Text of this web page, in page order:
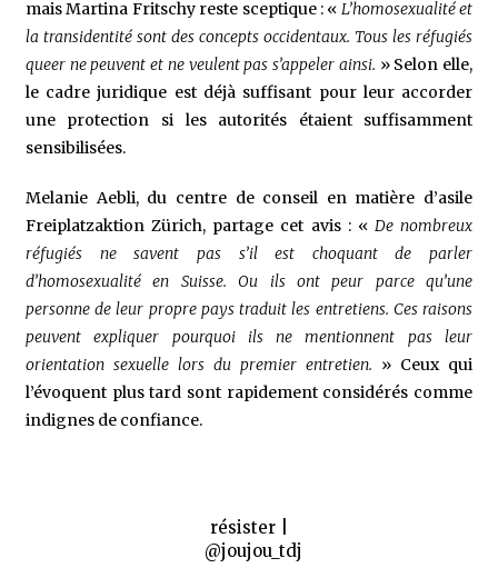
mais Martina Fritschy reste sceptique : « L’homosexualité et
la transidentité sont des concepts occidentaux. Tous les réfugiés
queer ne peuvent et ne veulent pas s’appeler ainsi. » Selon elle,
le cadre juridique est déjà suffisant pour leur accorder
une protection si les autorités étaient suffisamment
sensibilisées.
Melanie Aebli, du centre de conseil en matière d’asile
Freiplatzaktion Zürich, partage cet avis : « De nombreux
réfugiés ne savent pas s’il est choquant de parler
d’homosexualité en Suisse. Ou ils ont peur parce qu’une
personne de leur propre pays traduit les entretiens. Ces raisons
peuvent expliquer pourquoi ils ne mentionnent pas leur
orientation sexuelle lors du premier entretien. » Ceux qui
l’évoquent plus tard sont rapidement considérés comme
indignes de confiance.
résister |
@joujou_tdj